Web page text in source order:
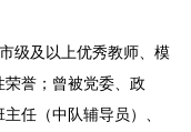
级及以上优秀教师、模
誉；曾被党委、政
任（中队辅导员）、